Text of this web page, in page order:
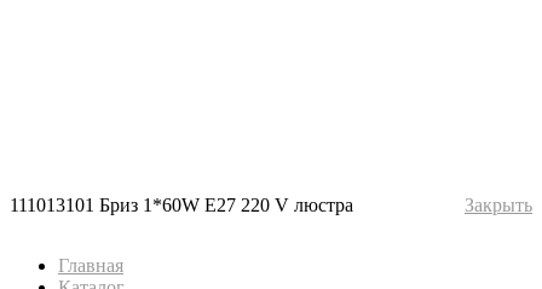
111013101 Бриз 1*60W Е27 220 V люстра Закрыть
Главная